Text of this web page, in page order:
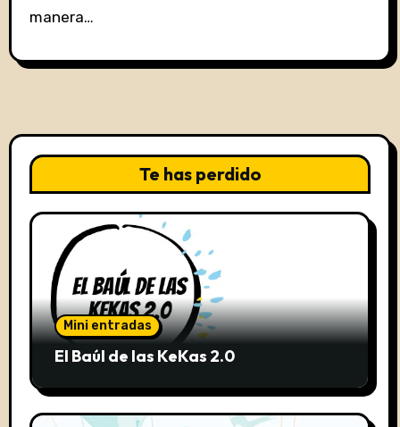
manera…
Te has perdido
Mini entradas
El Baúl de las KeKas 2.0